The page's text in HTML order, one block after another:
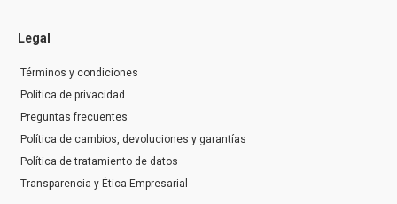
Legal
Términos y condiciones
Política de privacidad
Preguntas frecuentes
Política de cambios, devoluciones y garantías
Política de tratamiento de datos
Transparencia y Ética Empresarial